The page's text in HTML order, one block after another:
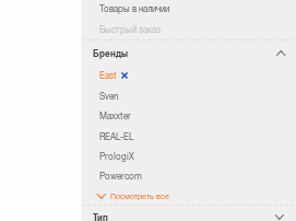
Товары в наличии
Быстрый заказ
Бренды
East
Sven
Maxxter
REAL-EL
PrologiX
Powercom
Посмотреть все
Тип